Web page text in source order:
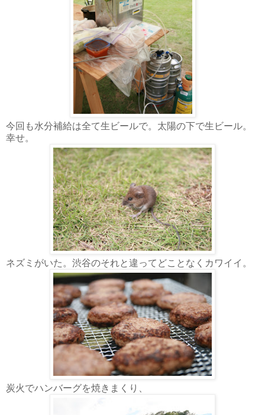
今回も水分補給は全て生ビールで。太陽の下で生ビール。
幸せ。
ネズミがいた。渋谷のそれと違ってどことなくカワイイ。
炭火でハンバーグを焼きまくり、